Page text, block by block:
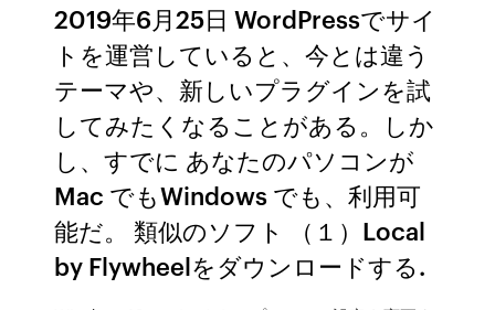
2019年6月25日 WordPressでサイ
トを運営していると、今とは違う
テーマや、新しいプラグインを試
してみたくなることがある。しか
し、すでに あなたのパソコンが
Mac でもWindows でも、利用可
能だ。 類似のソフト （１）Local
by Flywheelをダウンロードする.